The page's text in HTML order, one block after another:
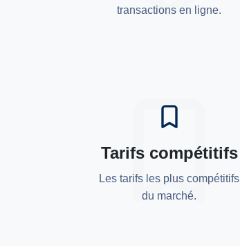
transactions en ligne.
Tarifs compétitifs
Les tarifs les plus compétitifs
du marché.